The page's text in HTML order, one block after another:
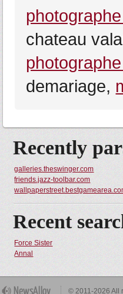
chateau
demariage,
Recently
galleries.theswinger.com
friends.jazz-toolbar.com
Recent
Force Sister
Annal
© 2011-2026 All